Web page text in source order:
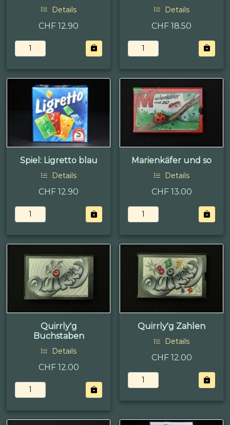
Details
CHF 12.90
Details
CHF 18.50
Spiel: Ligretto blau
Details
CHF 12.90
Marienkäfer und so
Details
CHF 13.00
Quirrly'g
Buchstaben
Details
CHF 12.00
Quirrly'g Zahlen
Details
CHF 12.00